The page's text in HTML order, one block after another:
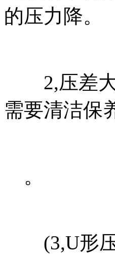
的压力降。
2,压差大
需要清洁保
。
(3,U形压